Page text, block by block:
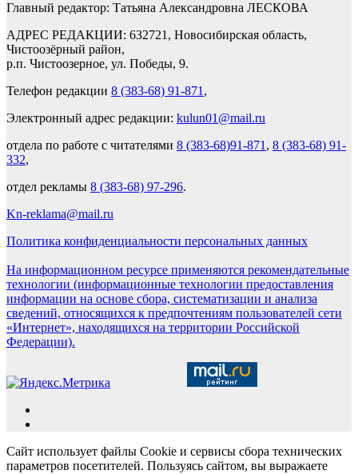
Главный редактор: Татьяна Александровна ЛЕСКОВА
АДРЕС РЕДАКЦИИ: 632721, Новосибирская область,
Чистоозёрный район,
р.п. Чистоозерное, ул. Победы, 9.
Телефон редакции 8 (383-68) 91-871 ,
Электронный адрес редакции: kulun01@mail.ru
отдела по работе с читателями 8 (383-68)91-871 , 8 (383-68) 91-
332,
отдел рекламы 8 (383-68) 97-296.
Kn-reklama@mail.ru
Политика конфиденциальности персональных данных
На информационном ресурсе применяются рекомендательные
технологии (информационные технологии предоставления
информации на основе сбора, систематизации и анализа
сведений, относящихся к предпочтениям пользователей сети
«Интернет», находящихся на территории Российской
Федерации).
Сайт использует файлы Cookie и сервисы сбора технических
параметров посетителей. Пользуясь сайтом, вы выражаете